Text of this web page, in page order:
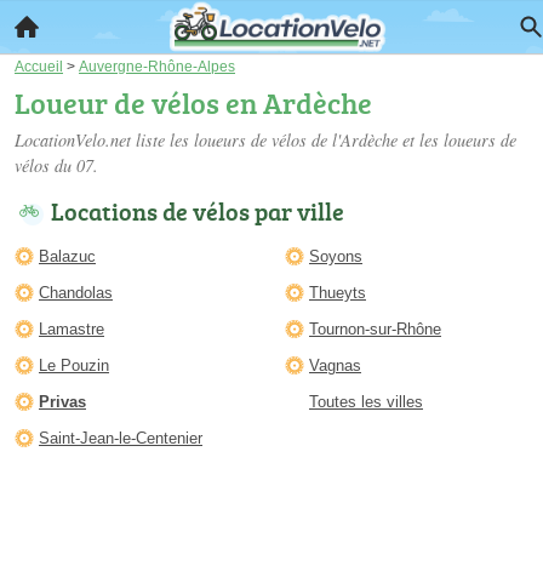
Accueil > Auvergne-Rhône-Alpes
Loueur de vélos en Ardèche
LocationVelo.net liste les loueurs de vélos de l'Ardèche et les loueurs de
vélos du 07.
Locations de vélos par ville
Balazuc
Chandolas
Lamastre
Le Pouzin
Privas
Saint-Jean-le-Centenier
Soyons
Thueyts
Tournon-sur-Rhône
Vagnas
Toutes les villes